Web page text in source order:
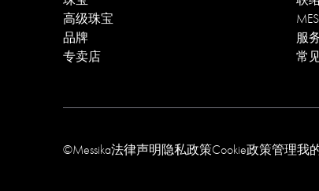
高级珠宝
品牌
专卖店
服
常
©Messika法律声明 隐私政策Cookie政策管理我